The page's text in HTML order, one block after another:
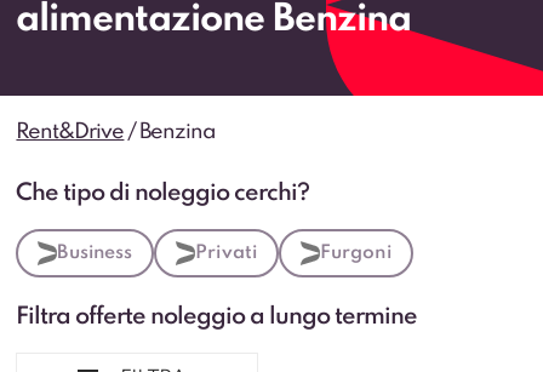
alimentazione Benzina
Rent&Drive / Benzina
Che tipo di noleggio cerchi?
Business Privati Furgoni
Filtra offerte noleggio a lungo termine